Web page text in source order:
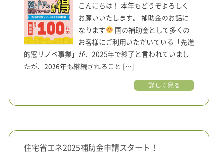
こんにちは！ 本年もどうぞよろしく
お願いいたします。 補助金のお話に
なります
国の補助金として多くの
お客様にご利用いただいている「先進
的窓リノベ事業」が、2025年で終了と言われていまし
たが、2026年も継続されること […]
詳しく見る
住宅省エネ2025補助金申請スタート！